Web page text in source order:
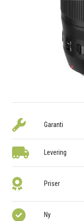
Garanti
Levering
Priser
Ny